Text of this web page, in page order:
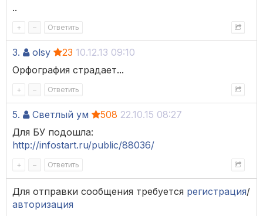
..
+ – Ответить
3. olsy 23 10.12.13 09:10
Орфография страдает...
+ – Ответить
5. Светлый ум 508 22.10.15 08:27
Для БУ подошла:
http://infostart.ru/public/88036/
+ – Ответить
Для отправки сообщения требуется регистрация/
авторизация